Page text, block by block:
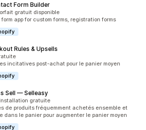
Form Builder
5
gratuit disponible
app for custom forms, registration forms
Rules & Upsells
5
incitatives post-achat pour le panier moyen
Sell — Selleasy
5
Installation gratuite
de produits fréquemment achetés ensemble et
dans le panier pour augmenter le panier moyen